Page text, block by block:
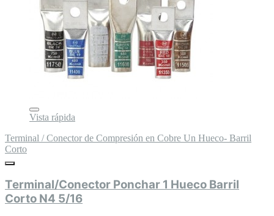
Vista rápida
Terminal / Conector de Compresión en Cobre Un Hueco- Barril
Corto
Terminal/Conector Ponchar 1 Hueco Barril
Corto N4 5/16